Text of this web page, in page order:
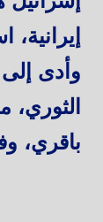
وأدى
باقري،